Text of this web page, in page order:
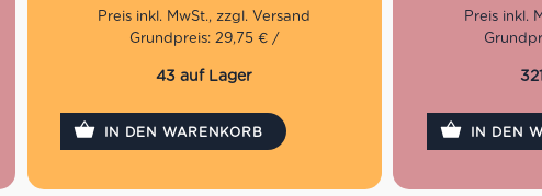
Geschmackserlebnis dieser Grissini
vervolständigen.
Praktischer Snack für unterwegs
Für die ganze Familie
Grundpreis: 29,75 € /
43 auf Lager
IN DEN WARENKORB
durch ihren
Geschmack
kleines Gebäck
IN DEN